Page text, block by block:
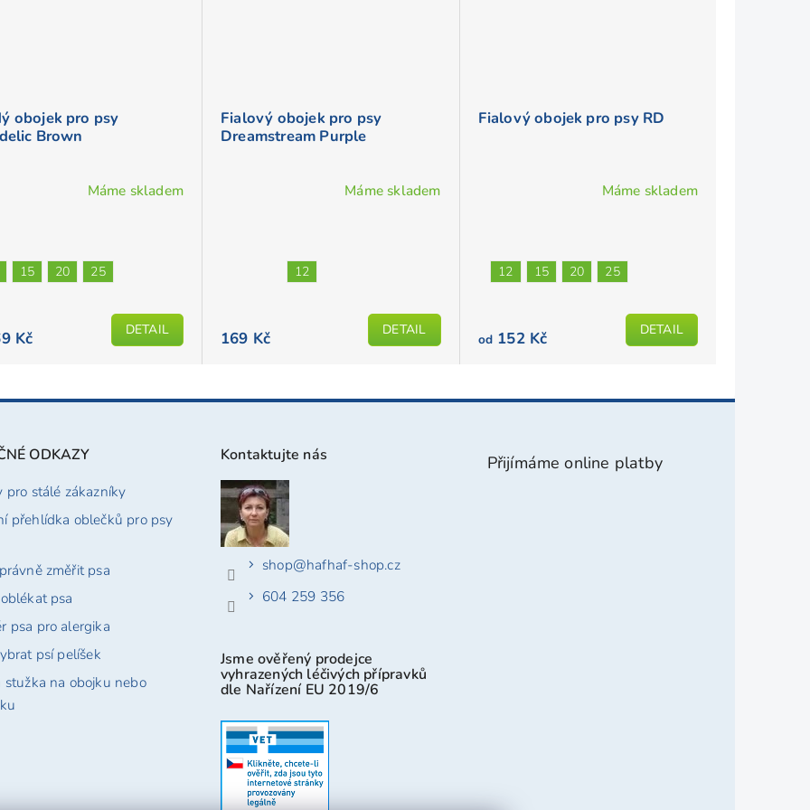
obojek pro psy
Brown
Máme skladem
Kč DETAIL
15 20 25
Fialový obojek pro psy
Dreamstream Purple
5
Máme skladem
169 Kč DETAIL
12
Fialový obojek pro psy RD
5
Máme skladem
od152 Kč DETAIL
12 15 20 25
ODKAZY
pro stálé zákazníky
přehlídka oblečků pro psy
změřit psa
psa
psa pro alergika
psí pelíšek
stužka na obojku nebo
Kontaktujte nás
shop@hafhaf-shop.cz
604 259 356
Jsme ověřený prodejce
vyhrazených léčivých přípravků
dle Nařízení EU 2019/6
Přijímáme online platby